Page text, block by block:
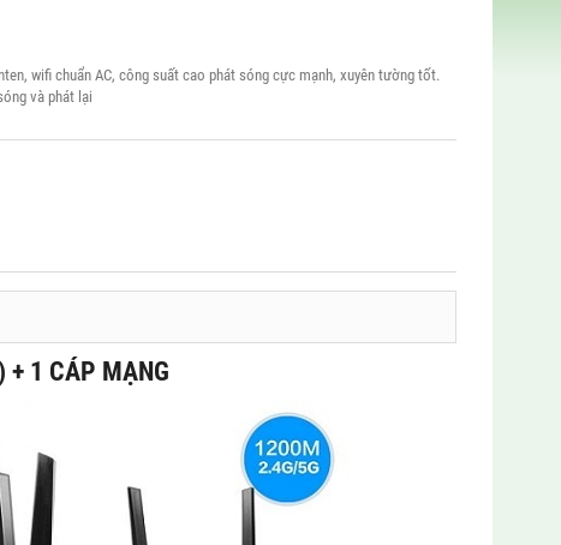
wifi chuẩn AC, công suất cao phát sóng cực mạnh, xuyên tường tốt.
và phát lại
1 CÁP MẠNG